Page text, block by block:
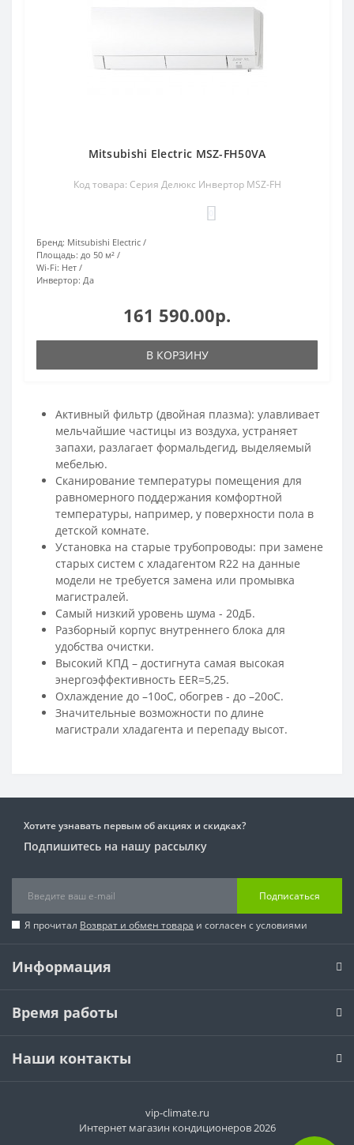
Mitsubishi Electric MSZ-FH50VA
Код товара: Серия Делюкс Инвертор MSZ-FH
Бренд: Mitsubishi Electric
Площадь: до 50 м²
Wi-Fi: Нет
Инвертор: Да
161 590.00р.
В КОРЗИНУ
Активный фильтр (двойная плазма): улавливает
мельчайшие частицы из воздуха, устраняет
запахи, разлагает формальдегид, выделяемый
мебелью.
Сканирование температуры помещения для
равномерного поддержания комфортной
температуры, например, у поверхности пола в
детской комнате.
Установка на старые трубопроводы: при замене
старых систем с хладагентом R22 на данные
модели не требуется замена или промывка
магистралей.
Самый низкий уровень шума - 20дБ.
Разборный корпус внутреннего блока для
удобства очистки.
Высокий КПД – достигнута самая высокая
энергоэффективность EER=5,25.
Охлаждение до –10oС, обогрев - до –20oС.
Значительные возможности по длине
магистрали хладагента и перепаду высот.
Хотите узнавать первым об акциях и скидках?
Подпишитесь на нашу рассылку
Подписаться
Я прочитал Возврат и обмен товара и согласен с условиями
Информация
Время работы
Наши контакты
vip-climate.ru
Интернет магазин кондиционеров 2026